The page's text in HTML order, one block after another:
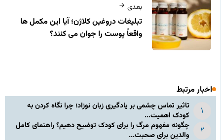
بعدی
تبلیغات دروغین کلاژن؛ آیا این مکمل‌ ها
واقعاً پوست را جوان می‌ کنند؟
اخبار مرتبط
تاثیر تماس چشمی بر یادگیری زبان نوزاد؛ چرا نگاه کردن به
کودک اهمیت...
چگونه مفهوم مرگ را برای کودک توضیح دهیم؟ راهنمای کامل
والدین برای صحبت...